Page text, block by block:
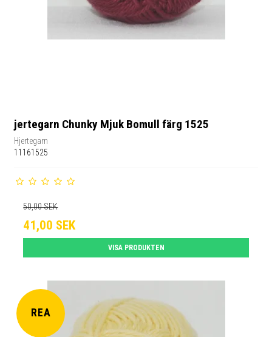
jertegarn Chunky Mjuk Bomull färg 1525
Hjertegarn
11161525
50,00 SEK
41,00 SEK
VISA PRODUKTEN
REA